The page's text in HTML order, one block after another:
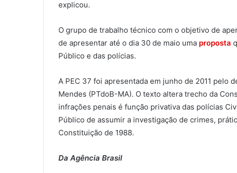
explicou.
O grupo de trabalho técnico com o objetivo de
de apresentar até o dia 30 de maio uma proposta
Público e das polícias.
A PEC 37 foi apresentada em junho de 2011 pelo
Mendes (PTdoB-MA). O texto altera trecho da
infrações penais é função privativa das polícias
Público de assumir a investigação de crimes,
Constituição de 1988.
Da Agência Brasil